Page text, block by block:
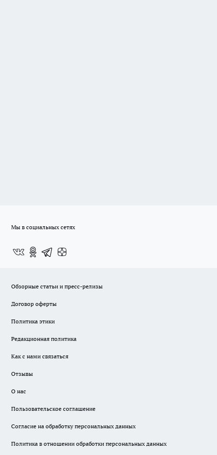
Мы в социальных сетях
Обзорные статьи и пресс-релизы
Договор оферты
Политика этики
Редакционная политика
Как с нами связаться
Отзывы
О нас
Пользовательское соглашение
Согласие на обработку персональных данных
Политика в отношении обработки персональных данных